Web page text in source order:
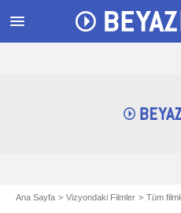
menu
Ana Sayfa Vizyondaki Filmler Tüm